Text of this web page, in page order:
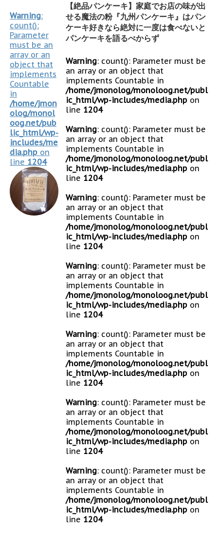
Warning:
count():
Parameter
must be an
array or an
object that
implements
Countable
in
/home/jmon
olog/monol
oog.net/pub
lic_html/wp-
includes/me
dia.php on
line 1204
【絶品パンケーキ】家庭でお店の味が出
せる魔法の粉『九州パンケーキ』はパン
ケーキ好きなら絶対に一度は食べないと
パンケーキを語るべからず
Warning: count(): Parameter must be
an array or an object that
implements Countable in
/home/jmonolog/monoloog.net/publ
ic_html/wp-includes/media.php on
line 1204
Warning: count(): Parameter must be
an array or an object that
implements Countable in
/home/jmonolog/monoloog.net/publ
ic_html/wp-includes/media.php on
line 1204
Warning: count(): Parameter must be
an array or an object that
implements Countable in
/home/jmonolog/monoloog.net/publ
ic_html/wp-includes/media.php on
line 1204
Warning: count(): Parameter must be
an array or an object that
implements Countable in
/home/jmonolog/monoloog.net/publ
ic_html/wp-includes/media.php on
line 1204
Warning: count(): Parameter must be
an array or an object that
implements Countable in
/home/jmonolog/monoloog.net/publ
ic_html/wp-includes/media.php on
line 1204
Warning: count(): Parameter must be
an array or an object that
implements Countable in
/home/jmonolog/monoloog.net/publ
ic_html/wp-includes/media.php on
line 1204
Warning: count(): Parameter must be
an array or an object that
implements Countable in
/home/jmonolog/monoloog.net/publ
ic_html/wp-includes/media.php on
line 1204